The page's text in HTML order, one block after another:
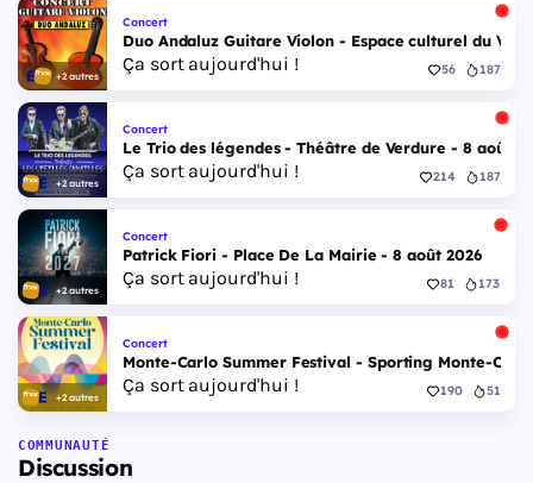
+2 autres
Concert
Duo Andaluz Guitare Violon - Espace culturel du
Ça sort aujourd'hui ! 56 187
+2 autres
Concert
Le Trio des légendes - Théâtre de Verdure - 8 août
Ça sort aujourd'hui ! 214 187
+2 autres
Concert
Patrick Fiori - Place De La Mairie - 8 août 2026
Ça sort aujourd'hui ! 81 173
+2 autres
Concert
Monte-Carlo Summer Festival - Sporting Monte-
Ça sort aujourd'hui ! 190 51
COMMUNAUTÉ
Discussion